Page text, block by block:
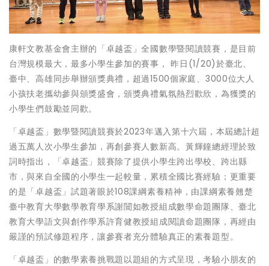
康軒文教基金會主辦的「卓越盃」全國數學暨閱讀競賽，是目前
台灣規模最大，最多小學生參加的賽事， 昨日(1/20)於臺北、
臺中、高雄同步舉辦頒獎典禮，超過1500個家庭、3000位大人
小孩扶老攜幼參與頒獎盛會，頒獎典禮氣氛熱烈歡欣，為獲獎的
小學生們鼓勵並同歡。
「卓越盃」數學暨閱讀競賽於2023年邁入第十六屆，本屆總計超
過五萬人次小學生參加，再創參賽人數新高。黃輝鐘總經理於致
詞時指出，「卓越盃」競賽除了提供小學生跨出學校、跨出縣
市，與來自全國的小學生一起較量，累積全國比賽經驗；更重要
的是「卓越盃」試題著眼於108課綱素養精神，由課綱素養翹楚
臺中教育大學數學教育學系謝闓如教授組成數學命題團隊、臺北
教育大學語文與創作學系許育健教授組成閱讀命題團隊，再經由
嚴謹的預試修題程序，讓參賽者充分體驗真正的素養題型。
「卓越盃」的數學素養挑戰題以題組的方式呈現，考驗小朋友的